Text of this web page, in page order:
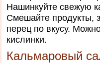
Нашинкуйте свежую
Смешайте продукты,
перец по вкусу.
кислинки.
Кальмаровый